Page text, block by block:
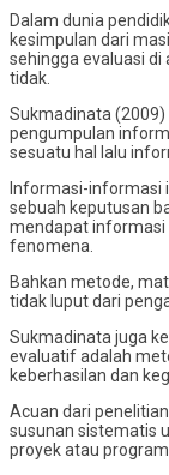
Dalam dunia
kesimpulan dari
sehingga evaluasi
tidak.
Sukmadinata
pengumpulan
sesuatu hal lalu
Informasi-informasi
sebuah keputusan
mendapat informasi
fenomena.
Bahkan metode,
tidak luput dari
Sukmadinata juga
evaluatif adalah
keberhasilan dan
Acuan dari
susunan sistematis
proyek atau program.